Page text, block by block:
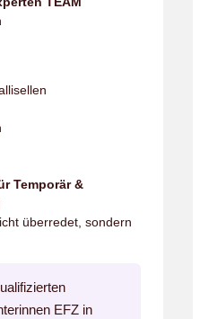
Temporär &
überredet, sondern
EFZ in